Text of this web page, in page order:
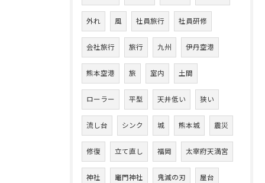
外れ 風 社員旅行 社員研修
会社旅行 旅行 九州 伊丹空港
熊本空港 旅 室内 土間
ローラー 平型 天井低い 狭い
流し台 シンク 城 熊本城 震災
修復 立て直し 福岡 太宰府天満宮
神社 竈門神社 鬼滅の刃 屋台